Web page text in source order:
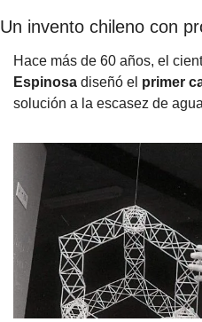
Un invento chileno con
Hace más de 60 años, el
Espinosa diseñó el primer
solución a la escasez de